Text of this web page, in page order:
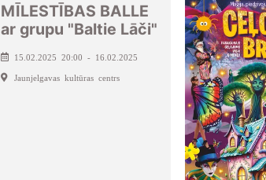
MĪLESTĪBAS BALLE
ar grupu "Baltie Lāči"
15.02.2025 20:00 - 16.02.2025
Jaunjelgavas kultūras centrs